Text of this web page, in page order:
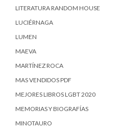
LITERATURA RANDOM HOUSE
LUCIÉRNAGA
LUMEN
MAEVA
MARTÍNEZ ROCA
MAS VENDIDOS PDF
MEJORES LIBROS LGBT 2020
MEMORIAS Y BIOGRAFÍAS
MINOTAURO